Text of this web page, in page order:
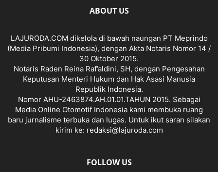
ABOUT US
LAJURODA.COM dikelola di bawah naungan PT Meprindo
(Media Pribumi Indonesia), dengan Akta Notaris Nomor 14 /
30 Oktober 2015.
Notaris Raden Reina Raf’aldini, SH, dengan Pengesahan
Keputusan Menteri Hukum dan Hak Asasi Manusia
Republik Indonesia.
Nomor AHU-2463874.AH.01.01.TAHUN 2015. Sebagai
Media Online Otomotif Indonesia kami membuka ruang
baru jurnalisme terbuka dan lugas. Untuk ikut saran silakan
kirim ke: redaksi@lajuroda.com
FOLLOW US